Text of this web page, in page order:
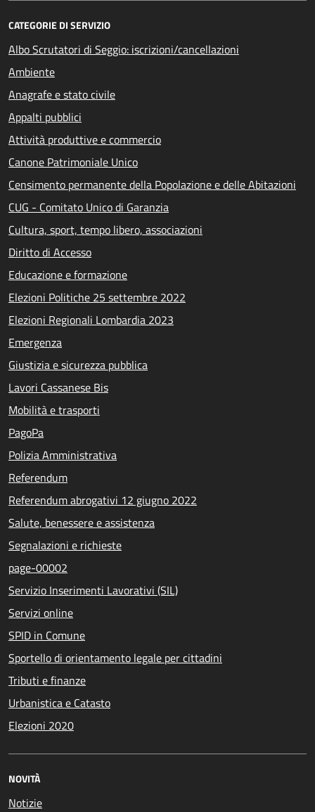
CATEGORIE DI SERVIZIO
Albo Scrutatori di Seggio: iscrizioni/cancellazioni
Ambiente
Anagrafe e stato civile
Appalti pubblici
Attività produttive e commercio
Canone Patrimoniale Unico
Censimento permanente della Popolazione e delle Abitazioni
CUG - Comitato Unico di Garanzia
Cultura, sport, tempo libero, associazioni
Diritto di Accesso
Educazione e formazione
Elezioni Politiche 25 settembre 2022
Elezioni Regionali Lombardia 2023
Emergenza
Giustizia e sicurezza pubblica
Lavori Cassanese Bis
Mobilità e trasporti
PagoPa
Polizia Amministrativa
Referendum
Referendum abrogativi 12 giugno 2022
Salute, benessere e assistenza
Segnalazioni e richieste
page-00002
Servizio Inserimenti Lavorativi (SIL)
Servizi online
SPID in Comune
Sportello di orientamento legale per cittadini
Tributi e finanze
Urbanistica e Catasto
Elezioni 2020
NOVITÀ
Notizie